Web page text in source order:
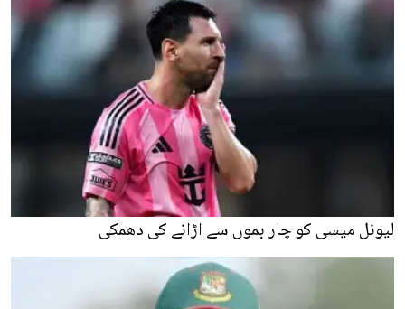
لیونل میسی کو چار بموں سے اڑانے کی دھمکی